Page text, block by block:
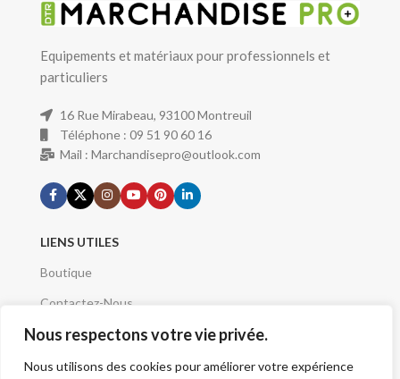
Nous respectons votre vie privée.
Nous utilisons des cookies pour améliorer votre expérience
Equipements et matériaux pour professionnels et
particuliers
16 Rue Mirabeau, 93100 Montreuil
Téléphone : 09 51 90 60 16
Mail : Marchandisepro@outlook.com
LIENS UTILES
Boutique
Contactez-Nous
Demande de devis
Mentions Légales